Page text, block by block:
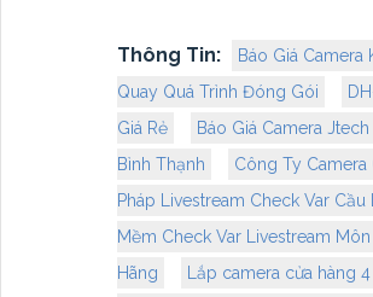
Thông Tin: Báo Giá Camera
Quay Quá Trình Đóng Gói
Giá Rẻ
Báo Giá Camera
Bình Thạnh
Công Ty Camera
Pháp Livestream Check Var Cầu
Mềm Check Var Livestream
Hãng
Lắp camera cửa hàng